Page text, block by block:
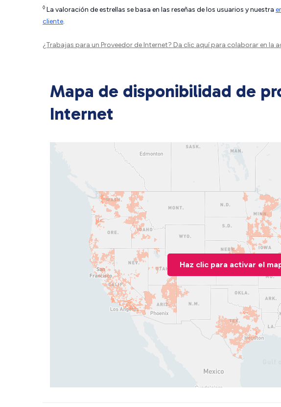
◊ La valoración de estrellas se basa en las reseñas de los usuarios y nuestra
cliente.
¿Trabajas para un Proveedor de Internet? Da clic aquípara colaborar en la
Mapa de disponibilidad de
Internet
Haz clic para activar el